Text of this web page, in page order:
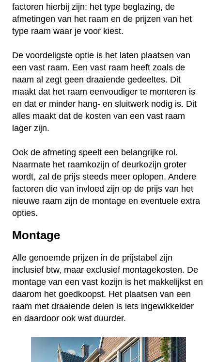
factoren hierbij zijn: het type beglazing, de
afmetingen van het raam en de prijzen van het
type raam waar je voor kiest.
De voordeligste optie is het laten plaatsen van
een vast raam. Een vast raam heeft zoals de
naam al zegt geen draaiende gedeeltes. Dit
maakt dat het raam eenvoudiger te monteren is
en dat er minder hang- en sluitwerk nodig is. Dit
alles maakt dat de kosten van een vast raam
lager zijn.
Ook de afmeting speelt een belangrijke rol.
Naarmate het raamkozijn of deurkozijn groter
wordt, zal de prijs steeds meer oplopen. Andere
factoren die van invloed zijn op de prijs van het
nieuwe raam zijn de montage en eventuele extra
opties.
Montage
Alle genoemde prijzen in de prijstabel zijn
inclusief btw, maar exclusief montagekosten. De
montage van een vast kozijn is het makkelijkst en
daarom het goedkoopst. Het plaatsen van een
raam met draaiende delen is iets ingewikkelder
en daardoor ook wat duurder.